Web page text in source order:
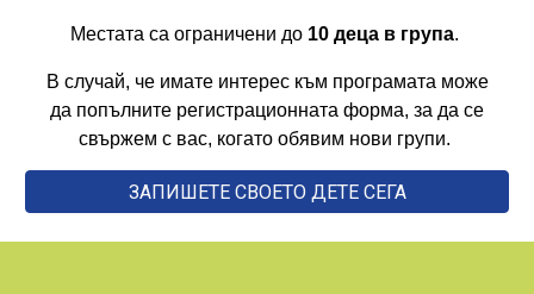
Местата са ограничени до 10 деца в група.
В случай, че имате интерес към програмата може
да попълните регистрационната форма, за да се
свържем с вас, когато обявим нови групи.
ЗАПИШЕТЕ СВОЕТО ДЕТЕ СЕГА